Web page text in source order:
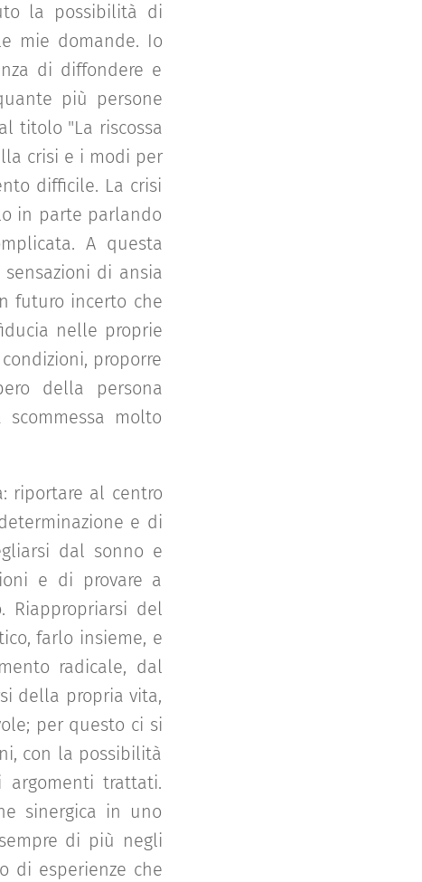
la possibilità di
mie domande. Io
di diffondere e
più persone
titolo "La riscossa
crisi e i modi per
difficile. La crisi
in parte parlando
A questa
di ansia
futuro incerto che
nelle proprie
proporre
della persona
molto
riportare al centro
e di
dal sonno e
e di provare a
Riappropriarsi del
farlo insieme, e
radicale, dal
della propria vita,
per questo ci si
con la possibilità
argomenti trattati.
sinergica in uno
di più negli
di esperienze che